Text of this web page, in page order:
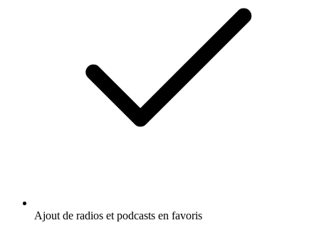
Ajout de radios et podcasts en favoris